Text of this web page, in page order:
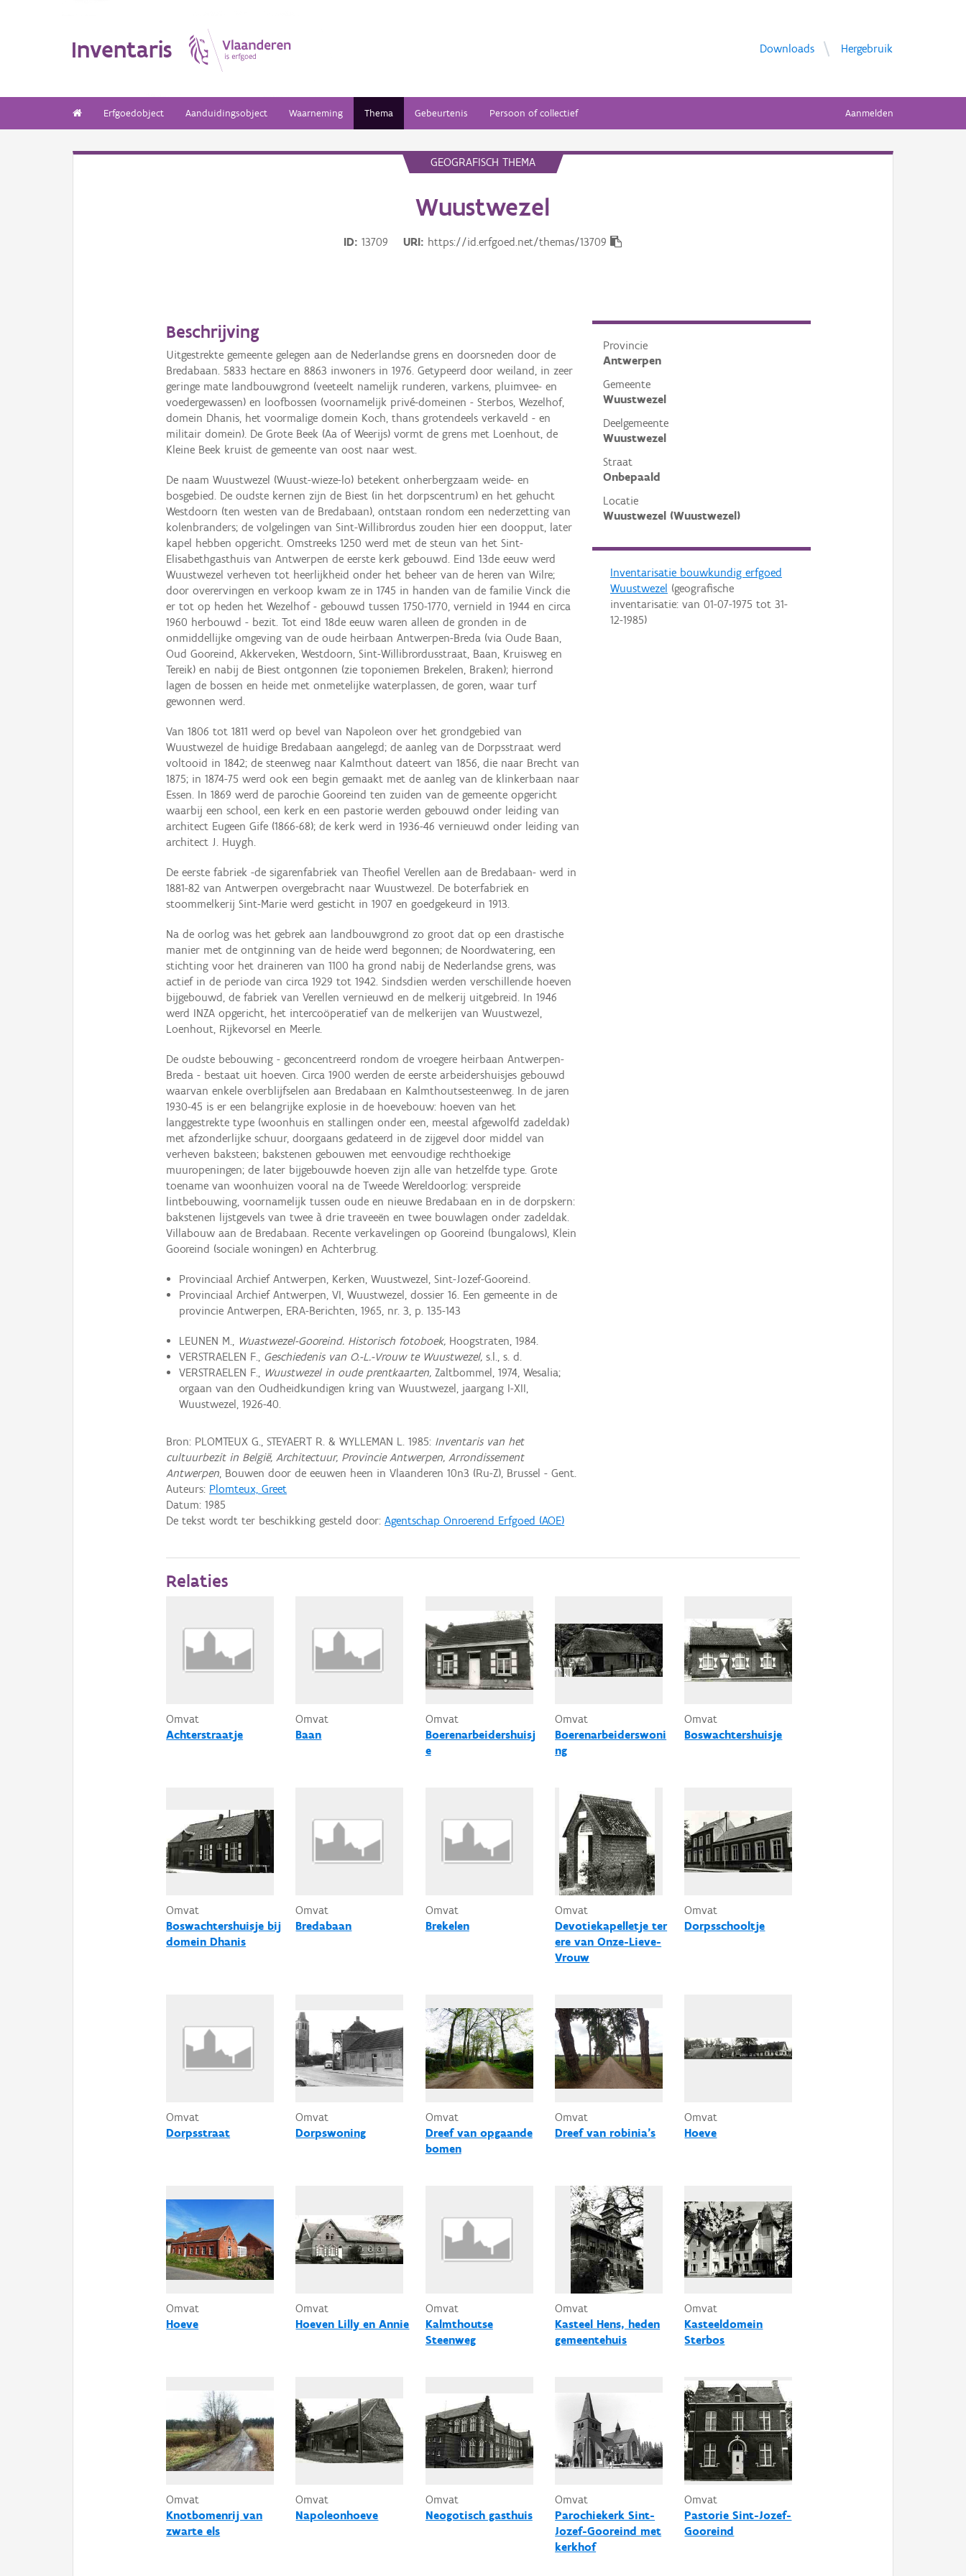
Inventaris Downloads Hergebruik
Erfgoedobject Aanduidingsobject Waarneming Thema Gebeurtenis Persoon of collectief Aanmelden
GEOGRAFISCH THEMA
Wuustwezel
ID 13709 URI https://id.erfgoed.net/themas/13709
Provincie
Antwerpen
Gemeente
Wuustwezel
Deelgemeente
Wuustwezel
Straat
Onbepaald
Locatie
Wuustwezel (Wuustwezel)
Inventarisatie bouwkundig erfgoed
Wuustwezel (geografische
inventarisatie: van 01-07-1975 tot 31-
12-1985)
Beschrijving
Uitgestrekte gemeente gelegen aan de Nederlandse grens en doorsneden door de
Bredabaan. 5833 hectare en 8863 inwoners in 1976. Getypeerd door weiland, in zeer
geringe mate landbouwgrond (veeteelt namelijk runderen, varkens, pluimvee- en
voedergewassen) en loofbossen (voornamelijk privé-domeinen - Sterbos, Wezelhof,
domein Dhanis, het voormalige domein Koch, thans grotendeels verkaveld - en
militair domein). De Grote Beek (Aa of Weerijs) vormt de grens met Loenhout, de
Kleine Beek kruist de gemeente van oost naar west.
De naam Wuustwezel (Wuust-wieze-lo) betekent onherbergzaam weide- en
bosgebied. De oudste kernen zijn de Biest (in het dorpscentrum) en het gehucht
Westdoorn (ten westen van de Bredabaan), ontstaan rondom een nederzetting van
kolenbranders; de volgelingen van Sint-Willibrordus zouden hier een doopput, later
kapel hebben opgericht. Omstreeks 1250 werd met de steun van het Sint-
Elisabethgasthuis van Antwerpen de eerste kerk gebouwd. Eind 13de eeuw werd
Wuustwezel verheven tot heerlijkheid onder het beheer van de heren van Wilre;
door overervingen en verkoop kwam ze in 1745 in handen van de familie Vinck die
er tot op heden het Wezelhof - gebouwd tussen 1750-1770, vernield in 1944 en circa
1960 herbouwd - bezit. Tot eind 18de eeuw waren alleen de gronden in de
onmiddellijke omgeving van de oude heirbaan Antwerpen-Breda (via Oude Baan,
Oud Gooreind, Akkerveken, Westdoorn, Sint-Willibrordusstraat, Baan, Kruisweg en
Tereik) en nabij de Biest ontgonnen (zie toponiemen Brekelen, Braken); hierrond
lagen de bossen en heide met onmetelijke waterplassen, de goren, waar turf
gewonnen werd.
Van 1806 tot 1811 werd op bevel van Napoleon over het grondgebied van
Wuustwezel de huidige Bredabaan aangelegd; de aanleg van de Dorpsstraat werd
voltooid in 1842; de steenweg naar Kalmthout dateert van 1856, die naar Brecht van
1875; in 1874-75 werd ook een begin gemaakt met de aanleg van de klinkerbaan naar
Essen. In 1869 werd de parochie Gooreind ten zuiden van de gemeente opgericht
waarbij een school, een kerk en een pastorie werden gebouwd onder leiding van
architect Eugeen Gife (1866-68); de kerk werd in 1936-46 vernieuwd onder leiding van
architect J. Huygh.
De eerste fabriek -de sigarenfabriek van Theofiel Verellen aan de Bredabaan- werd in
1881-82 van Antwerpen overgebracht naar Wuustwezel. De boterfabriek en
stoommelkerij Sint-Marie werd gesticht in 1907 en goedgekeurd in 1913.
Na de oorlog was het gebrek aan landbouwgrond zo groot dat op een drastische
manier met de ontginning van de heide werd begonnen; de Noordwatering, een
stichting voor het draineren van 1100 ha grond nabij de Nederlandse grens, was
actief in de periode van circa 1929 tot 1942. Sindsdien werden verschillende hoeven
bijgebouwd, de fabriek van Verellen vernieuwd en de melkerij uitgebreid. In 1946
werd INZA opgericht, het intercoöperatief van de melkerijen van Wuustwezel,
Loenhout, Rijkevorsel en Meerle.
De oudste bebouwing - geconcentreerd rondom de vroegere heirbaan Antwerpen-
Breda - bestaat uit hoeven. Circa 1900 werden de eerste arbeidershuisjes gebouwd
waarvan enkele overblijfselen aan Bredabaan en Kalmthoutsesteenweg. In de jaren
1930-45 is er een belangrijke explosie in de hoevebouw: hoeven van het
langgestrekte type (woonhuis en stallingen onder een, meestal afgewolfd zadeldak)
met afzonderlijke schuur, doorgaans gedateerd in de zijgevel door middel van
verheven baksteen; bakstenen gebouwen met eenvoudige rechthoekige
muuropeningen; de later bijgebouwde hoeven zijn alle van hetzelfde type. Grote
toename van woonhuizen vooral na de Tweede Wereldoorlog: verspreide
lintbebouwing, voornamelijk tussen oude en nieuwe Bredabaan en in de dorpskern:
bakstenen lijstgevels van twee à drie traveeën en twee bouwlagen onder zadeldak.
Villabouw aan de Bredabaan. Recente verkavelingen op Gooreind (bungalows), Klein
Gooreind (sociale woningen) en Achterbrug.
Provinciaal Archief Antwerpen, Kerken, Wuustwezel, Sint-Jozef-Gooreind.
Provinciaal Archief Antwerpen, VI, Wuustwezel, dossier 16. Een gemeente in de
provincie Antwerpen, ERA-Berichten, 1965, nr. 3, p. 135-143
LEUNEN M.,Wuastwezel-Gooreind. Historisch fotoboek,Hoogstraten, 1984.
VERSTRAELEN F., Geschiedenis van O.-L.-Vrouw te Wuustwezel,s.l., s. d.
VERSTRAELEN F., Wuustwezel in oude prentkaarten,Zaltbommel, 1974, Wesalia;
orgaan van den Oudheidkundigen kring van Wuustwezel, jaargang I-XII,
Wuustwezel, 1926-40.
Bron: PLOMTEUX G., STEYAERT R. & WYLLEMAN L. 1985: Inventaris van het
cultuurbezit in België, Architectuur, Provincie Antwerpen, Arrondissement
Antwerpen, Bouwen door de eeuwen heen in Vlaanderen 10n3 (Ru-Z), Brussel - Gent.
Auteurs: Plomteux, Greet
Datum:1985
De tekst wordt ter beschikking gesteld door:Agentschap Onroerend Erfgoed (AOE)
Relaties
Omvat
Achterstraatje
Omvat
Baan
Omvat
Boerenarbeidershuisj
e
Omvat
Boerenarbeiderswoni
ng
Omvat
Boswachtershuisje
Omvat
Boswachtershuisje bij
domein Dhanis
Omvat
Bredabaan
Omvat
Brekelen
Omvat
Devotiekapelletje ter
ere van Onze-Lieve-
Vrouw
Omvat
Dorpsschooltje
Omvat
Dorpsstraat
Omvat
Dorpswoning
Omvat
Dreef van opgaande
bomen
Omvat
Dreef van robinia's
Omvat
Hoeve
Omvat
Hoeve
Omvat
Hoeven Lilly en Annie
Omvat
Kalmthoutse
Steenweg
Omvat
Kasteel Hens, heden
gemeentehuis
Omvat
Kasteeldomein
Sterbos
Omvat
Knotbomenrij van
zwarte els
Omvat
Napoleonhoeve
Omvat
Neogotisch gasthuis
Omvat
Parochiekerk Sint-
Jozef-Gooreind met
kerkhof
Omvat
Pastorie Sint-Jozef-
Gooreind